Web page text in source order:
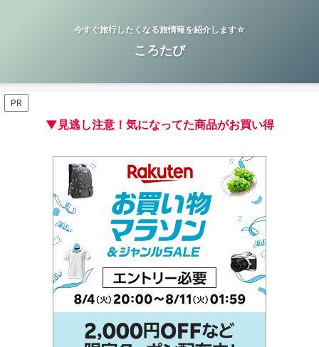
今すぐ旅行したくなる旅情報を紹介します☆
ころたび
PR
▼見逃し注意！気になってた商品がお買い得